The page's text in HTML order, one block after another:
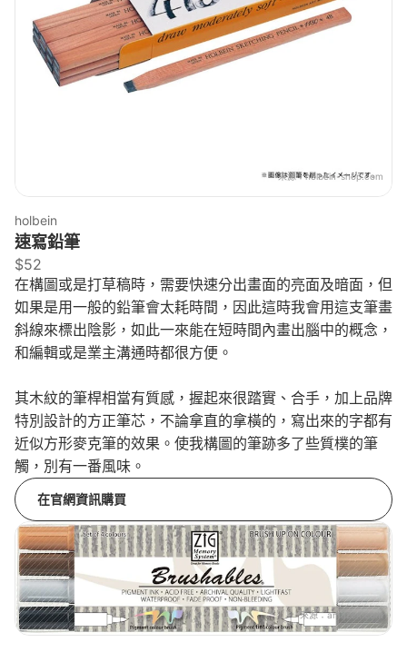
來源：holbein-shop.com
holbein
速寫鉛筆
$52
在構圖或是打草稿時，需要快速分出畫面的亮面及暗面，但
如果是用一般的鉛筆會太耗時間，因此這時我會用這支筆畫
斜線來標出陰影，如此一來能在短時間內畫出腦中的概念，
和編輯或是業主溝通時都很方便。
其木紋的筆桿相當有質感，握起來很踏實、合手，加上品牌
特別設計的方正筆芯，不論拿直的拿橫的，寫出來的字都有
近似方形麥克筆的效果。使我構圖的筆跡多了些質樸的筆
觸，別有一番風味。
在官網資訊購買
來源：amazon.com